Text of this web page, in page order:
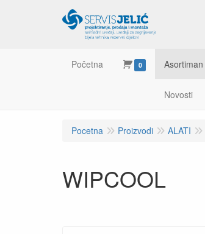
Početna 0 Asortiman
Novosti
Pocetna Proizvodi ALATI
WIPCOOL